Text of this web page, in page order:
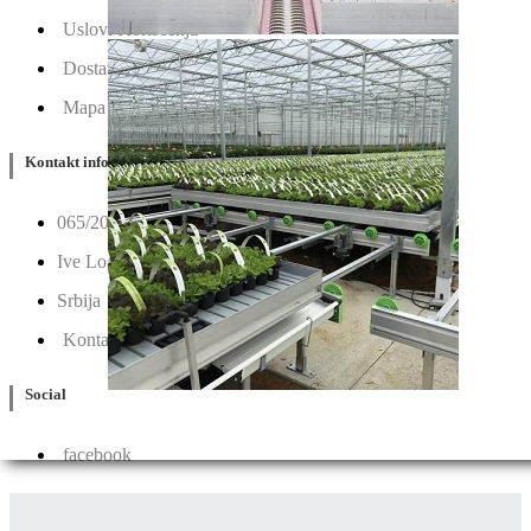
Uslovi Korišćenja
Dostava & Povraćaj
Mapa
Kontakt info
065/202-52-02
Ive Lole Ribara 65, 22406 Irig
Srbija
Kontaktirajte nas
Social
facebook